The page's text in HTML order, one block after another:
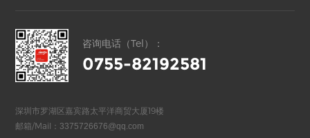
咨询电话（Tel）：
0755-82192581
深圳市罗湖区嘉宾路太平洋商贸大厦19楼
邮箱/Mail： 3375726676@qq.com